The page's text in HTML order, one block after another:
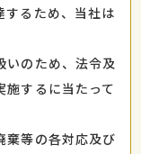
するため、当社は
のため、法令及
施するに当たって
等の各対応及び